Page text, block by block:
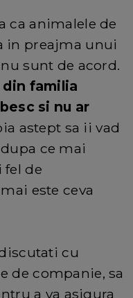
ca animalele de
in preajma unui
sunt de acord.
familia
si nu ar
astept sa ii vad
ce mai
fel de
este ceva
cu
de companie, sa
a va asigura